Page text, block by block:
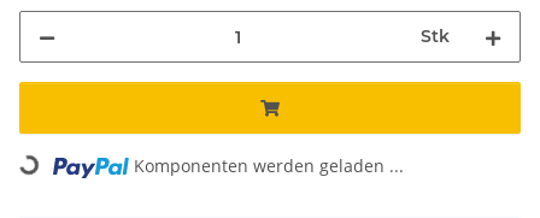
Stk
Loading... Komponenten werden geladen ...